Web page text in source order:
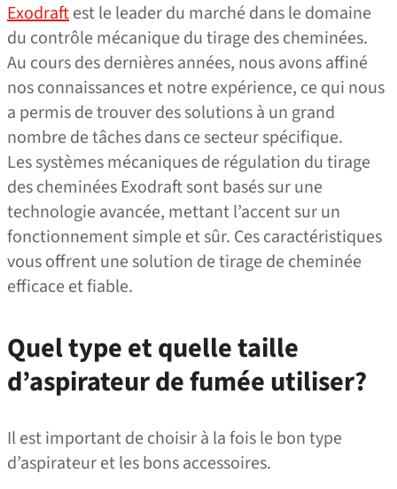
Exodraftest le leader du marché dans le domaine
du contrôle mécanique du tirage des cheminées.
Au cours des dernières années, nous avons affiné
nos connaissances et notre expérience, ce qui nous
a permis de trouver des solutions à un grand
nombre de tâches dans ce secteur spécifique.
Les systèmes mécaniques de régulation du tirage
des cheminées Exodraft sont basés sur une
technologie avancée, mettant l’accent sur un
fonctionnement simple et sûr. Ces caractéristiques
vous offrent une solution de tirage de cheminée
efficace et fiable.
Quel type et quelle taille
d’aspirateur de fumée utiliser?
Il est important de choisir à la fois le bon type
d’aspirateur et les bons accessoires.